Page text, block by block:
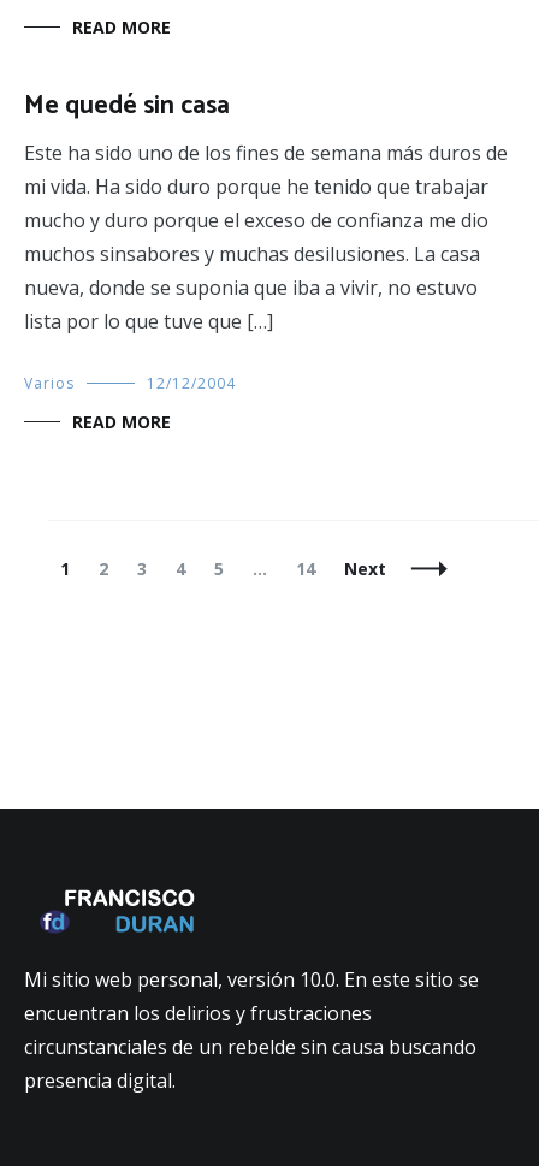
READ MORE
Me quedé sin casa
Este ha sido uno de los fines de semana más duros de
mi vida. Ha sido duro porque he tenido que trabajar
mucho y duro porque el exceso de confianza me dio
muchos sinsabores y muchas desilusiones. La casa
nueva, donde se suponia que iba a vivir, no estuvo
lista por lo que tuve que […]
Varios 12/12/2004
READ MORE
Posts
Page
1 Page
2 Page
3 Page
4 Page
5 … Page
14 Next
Mi sitio web personal, versión 10.0. En este sitio se
encuentran los delirios y frustraciones
circunstanciales de un rebelde sin causa buscando
presencia digital.